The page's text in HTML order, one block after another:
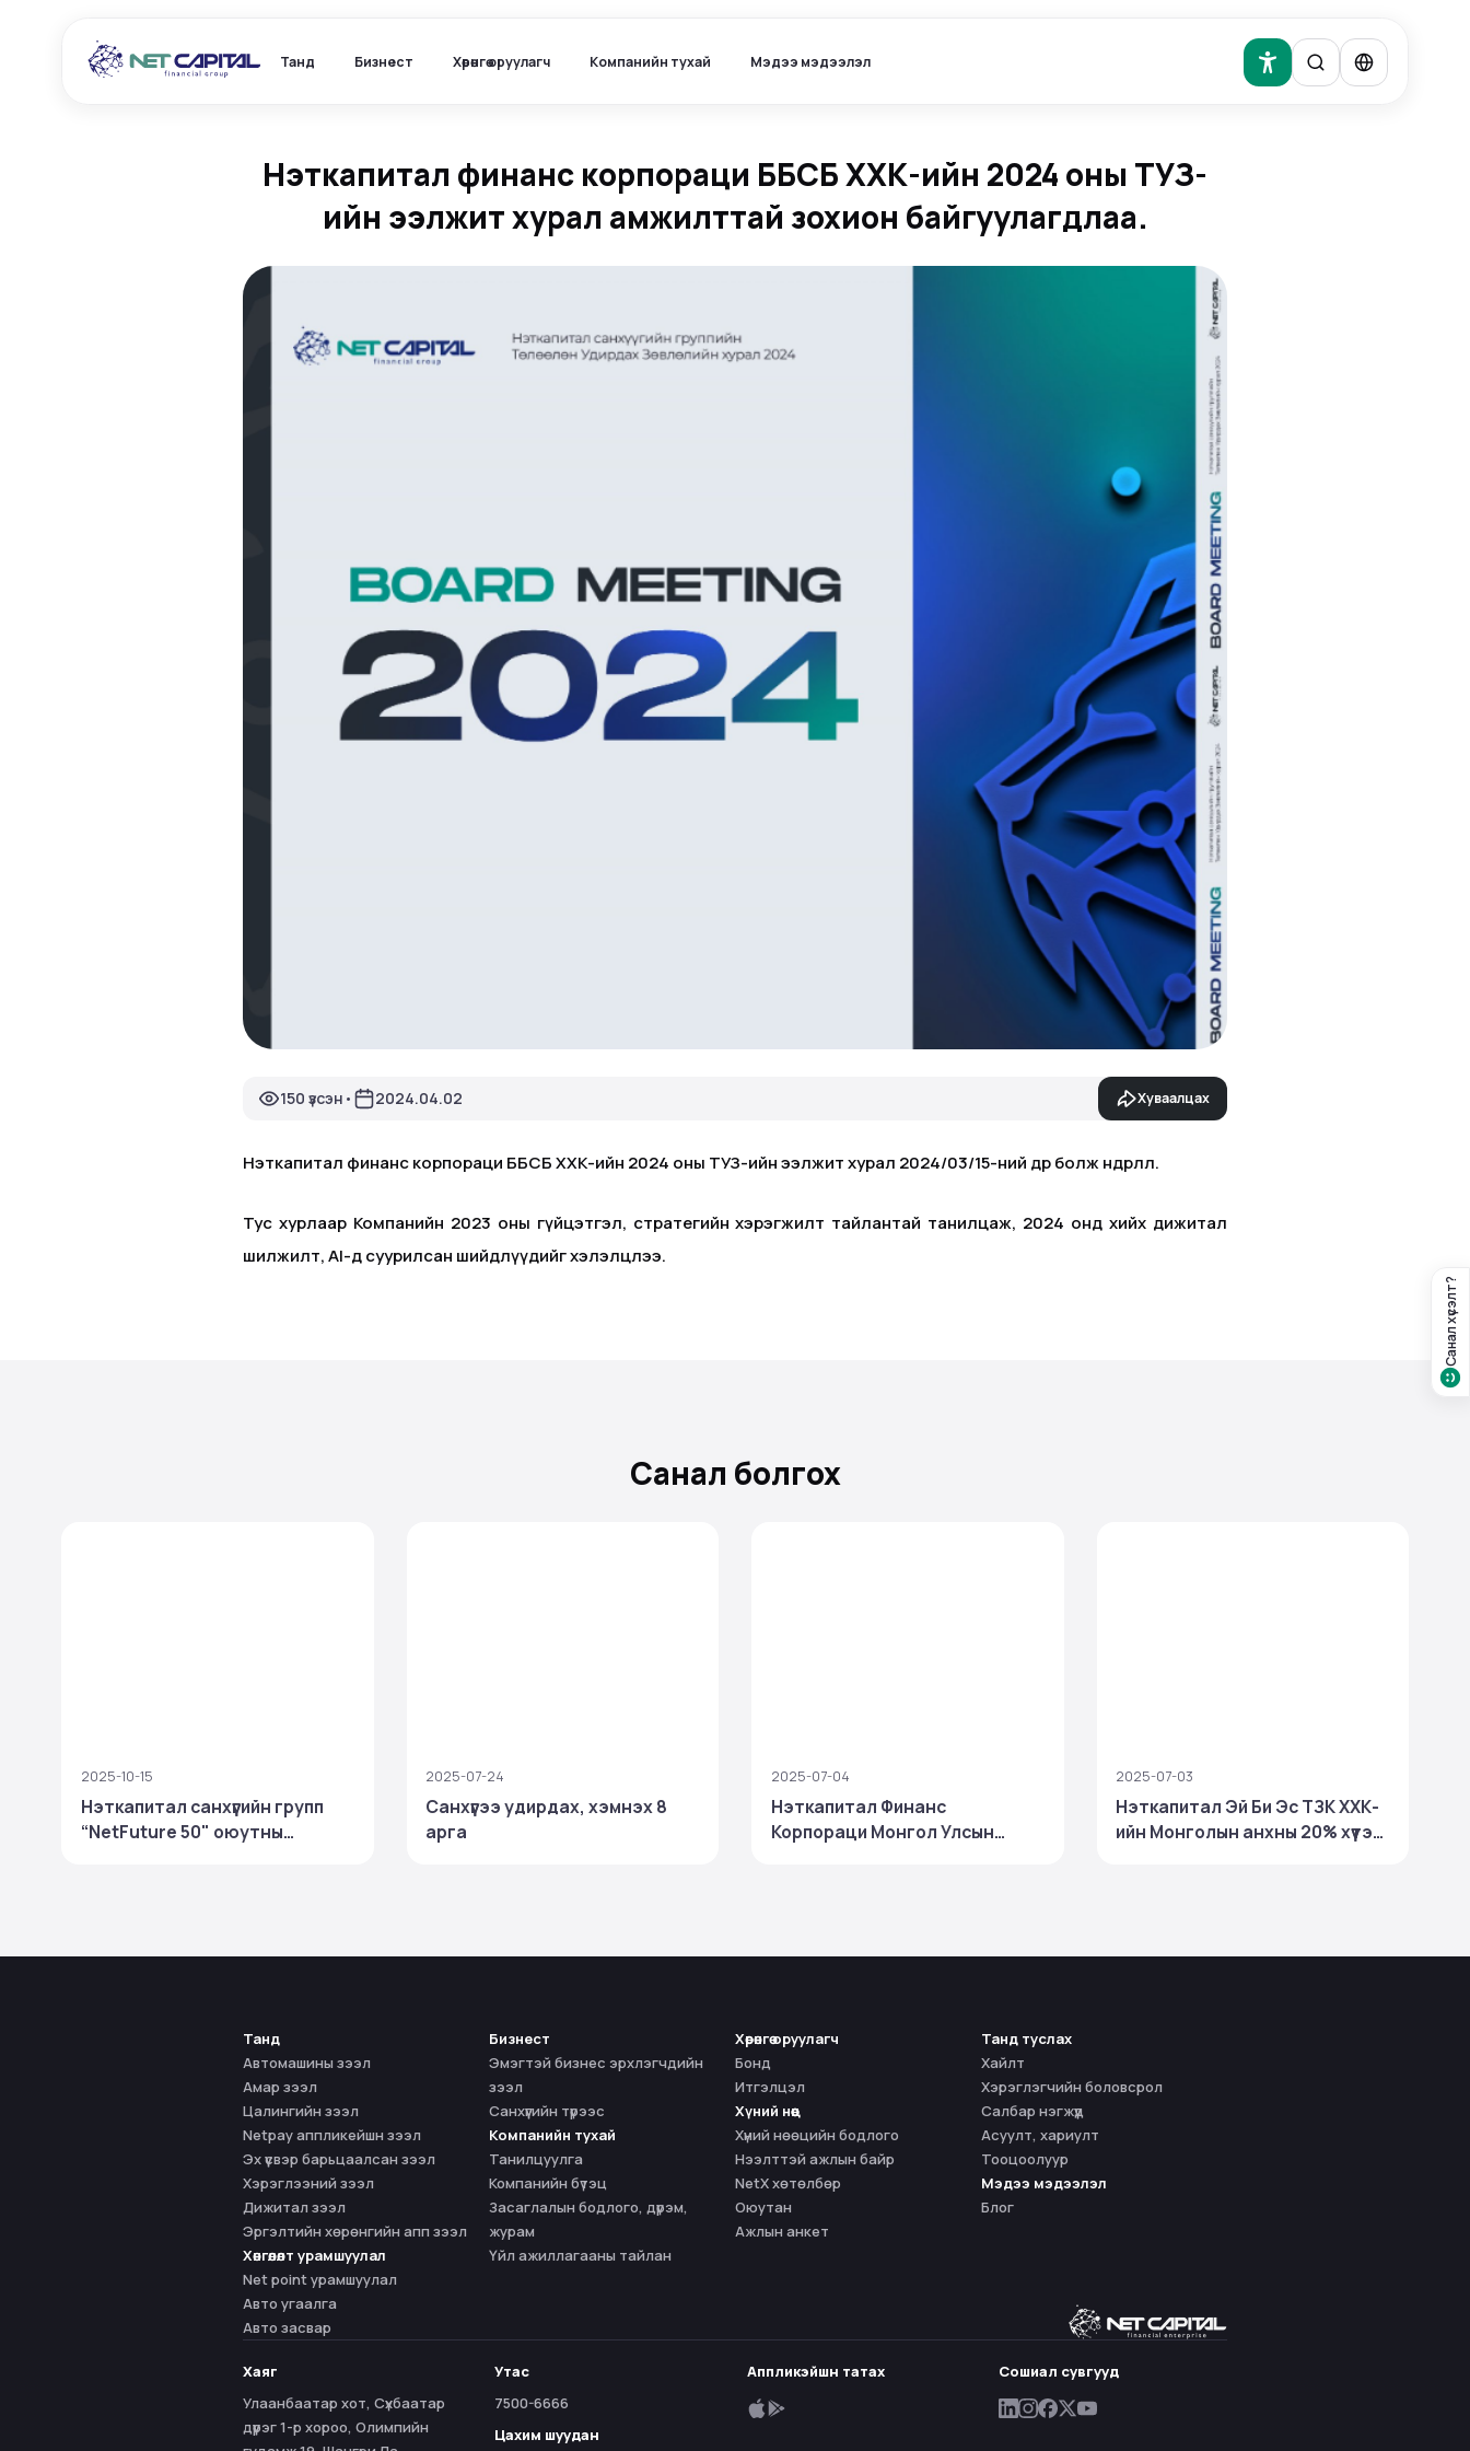
Танд Бизнест Хөрөнгө оруулагч Компанийн тухай Мэдээ мэдээлэл
Санал хүсэлт?
Нэткапитал финанс корпораци ББСБ ХХК-ийн 2024 оны ТУЗ-
ийн ээлжит хурал амжилттай зохион байгуулагдлаа.
150 үзсэн • 2024.04.02 Хуваалцах
Нэткапитал финанс корпораци ББСБ ХХК-ийн 2024 оны ТУЗ-ийн ээлжит хурал 2024/03/15-ний өдөр болж өндөрлөлөө.
Тус хурлаар Компанийн 2023 оны гүйцэтгэл, стратегийн хэрэгжилт тайлантай танилцаж, 2024 онд хийх дижитал
шилжилт, AI-д суурилсан шийдлүүдийг хэлэлцлээ.
Санал болгох
2025-10-15
Нэткапитал санхүүгийн групп
“NetFuture 50" оюутны
2025-07-24
Санхүүгээ удирдах, хэмнэх 8
арга
2025-07-04
Нэткапитал Финанс
Корпораци Монгол Улсын
2025-07-03
Нэткапитал Эй Би Эс ТЗК ХХК-
ийн Монголын анхны 20% хүүтэй
Танд
Автомашины зээл
Амар зээл
Цалингийн зээл
Netpay аппликейшн зээл
Эх үүсвэр барьцаалсан зээл
Хэрэглээний зээл
Дижитал зээл
Эргэлтийн хөрөнгийн апп зээл
Хөнгөлөлт урамшуулал
Net point урамшуулал
Авто угаалга
Авто засвар
Бизнест
Эмэгтэй бизнес эрхлэгчдийн
зээл
Санхүүгийн түрээс
Компанийн тухай
Танилцуулга
Компанийн бүтэц
Засаглалын бодлого, дүрэм,
журам
Үйл ажиллагааны тайлан
Хөрөнгө оруулагч
Бонд
Итгэлцэл
Хүний нөөц
Хүний нөөцийн бодлого
Нээлттэй ажлын байр
NetX хөтөлбөр
Оюутан
Ажлын анкет
Танд туслах
Хайлт
Хэрэглэгчийн боловсрол
Салбар нэгжүүд
Асуулт, хариулт
Тооцоолуур
Мэдээ мэдээлэл
Блог
Хаяг
Улаанбаатар хот, Сүхбаатар
дүүрэг 1-р хороо, Олимпийн
Утас
7500-6666
Цахим шуудан
Аппликэйшн татах Сошиал сувгууд